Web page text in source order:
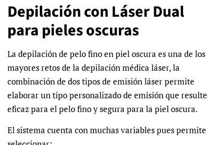
Depilación con Láser Dual
para pieles oscuras
La depilación de pelo fino en piel oscura es una de los
mayores retos de la depilación médica láser, la
combinación de dos tipos de emisión láser permite
elaborar un tipo personalizado de emisión que resulte
eficaz para el pelo fino y segura para la piel oscura.
El sistema cuenta con muchas variables pues permite